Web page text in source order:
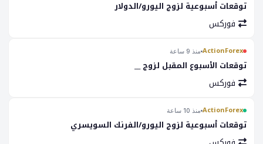
توقعات أسبوعية لزوج اليورو/الدولار
فوركس
ActionForex منذ 9 ساعة
توقعات الأسبوع المقبل لزوج __
فوركس
ActionForex منذ 10 ساعة
توقعات أسبوعية لزوج اليورو/الفرنك السويسري